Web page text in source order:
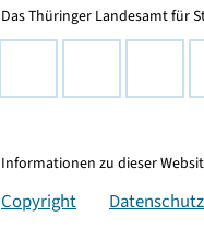
Das Thüringer Landesamt für
Informationen zu dieser
Copyright Datenschutz